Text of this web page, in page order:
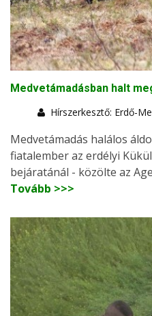
Medvetámadásban halt
Hírszerkesztő: Erdő-
Medvetámadás halálos
fiatalember az erdélyi
bejáratánál - közölte az
Tovább >>>